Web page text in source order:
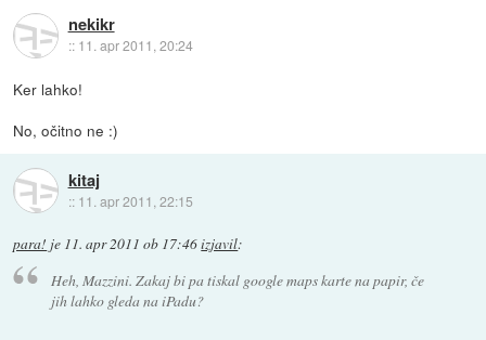
nekikr
:: 11. apr 2011, 20:24
Ker lahko!
No, očitno ne :)
kitaj
:: 11. apr 2011, 22:15
para! je 11. apr 2011 ob 17:46izjavil:
Heh, Mazzini. Zakaj bi pa tiskal google maps karte na papir, če
jih lahko gleda na iPadu?